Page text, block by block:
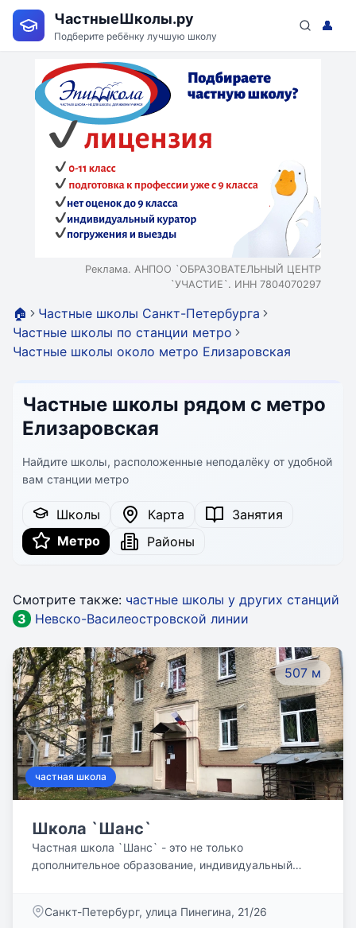
ЧастныеШколы.ру
Подберите ребёнку лучшую школу
👤
Реклама. АНПОО `ОБРАЗОВАТЕЛЬНЫЙ ЦЕНТР
`УЧАСТИЕ`. ИНН 7804070297
🏠
Частные школы Санкт-Петербурга
Частные школы по станции метро
Частные школы около метро Елизаровская
Частные школы рядом с метро
Елизаровская
Найдите школы, расположенные неподалёку от удобной
вам станции метро
Школы Карта
Занятия
Метро
Районы
Смотрите также: частные школы у других станций
3
Невско-Василеостровской линии
507 м
частная школа
Школа `Шанс`
Частная школа `Шанс` - это не только
дополнительное образование, индивидуальный
и времени обучения. Обучение в нашей школе
Санкт-Петербург, улица Пинегина, 21/26